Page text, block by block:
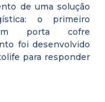
de uma solução
o primeiro
porta cofre
foi desenvolvido
para responder